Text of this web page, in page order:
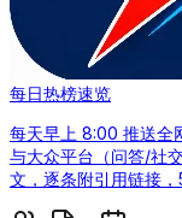
每日热榜速览
每天早上 8:00 推送全
与大众平台（问答/社
文，逐条附引用链接，